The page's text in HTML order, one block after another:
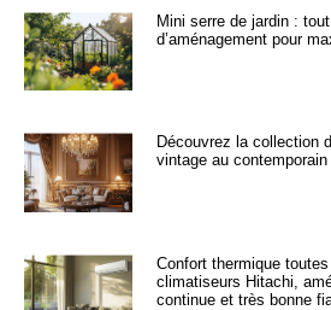
Mini serre de jardin :
d’aménagement pour
Découvrez la collection
vintage au contemporain
Confort thermique
climatiseurs Hitachi,
continue et très bonne